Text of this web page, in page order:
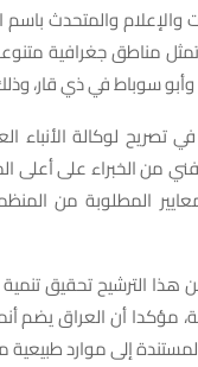
والإعلام والمتحدث
مناطق جغرافية
سوباط في ذي قار،
لوكالة الأنباء
من الخبراء على أعلى
المطلوبة من
هذا الترشيح تحقيق
مؤكدا أن العراق يضم
المستندة إلى موارد